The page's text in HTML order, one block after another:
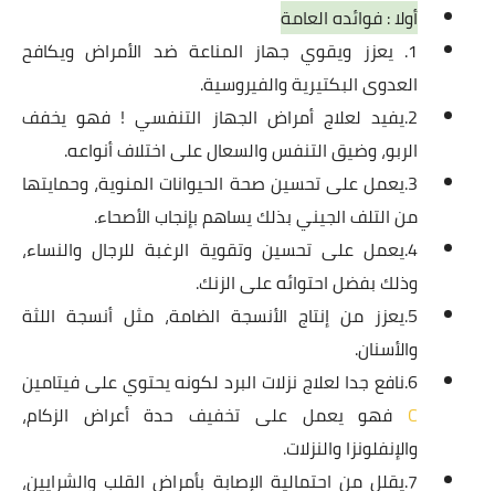
أولا : فوائده العامة
1. يعزز ويقوي جهاز المناعة ضد الأمراض ويكافح
العدوى البكتيرية والفيروسية.
2.يفيد لعلاج أمراض الجهاز التنفسي ! فهو يخفف
الربو، وضيق التنفس والسعال على اختلاف أنواعه.
3.يعمل على تحسين صحة الحيوانات المنوية، وحمايتها
من التلف الجيني بذلك يساهم بإنجاب الأصحاء.
4.يعمل على تحسين وتقوية الرغبة للرجال والنساء،
وذلك بفضل احتوائه على الزنك.
5.يعزز من إنتاج الأنسجة الضامة، مثل أنسجة اللثة
والأسنان.
6.نافع جدا لعلاج نزلات البرد لكونه يحتوي على فيتامين
C فهو يعمل على تخفيف حدة أعراض الزكام،
والإنفلونزا والنزلات.
7.يقلل من احتمالية الإصابة بأمراض القلب والشرايين،